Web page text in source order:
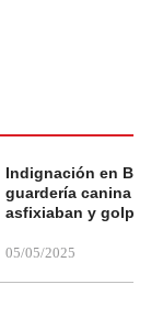
Indignación en
guardería canina
asfixiaban y
05/05/2025